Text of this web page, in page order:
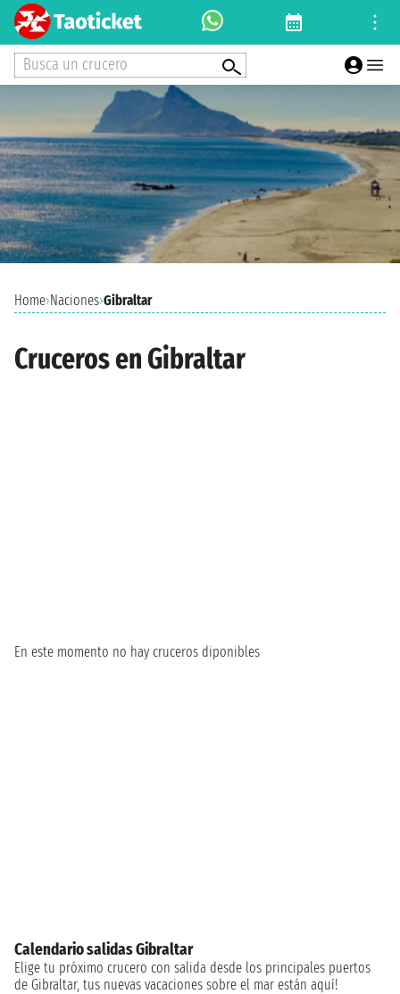
Busca un crucero
Home›Naciones›Gibraltar
Cruceros en Gibraltar
En este momento no hay cruceros diponibles
Calendario salidas Gibraltar
Elige tu próximo crucero con salida desde los principales puertos
de Gibraltar, tus nuevas vacaciones sobre el mar están aquí!